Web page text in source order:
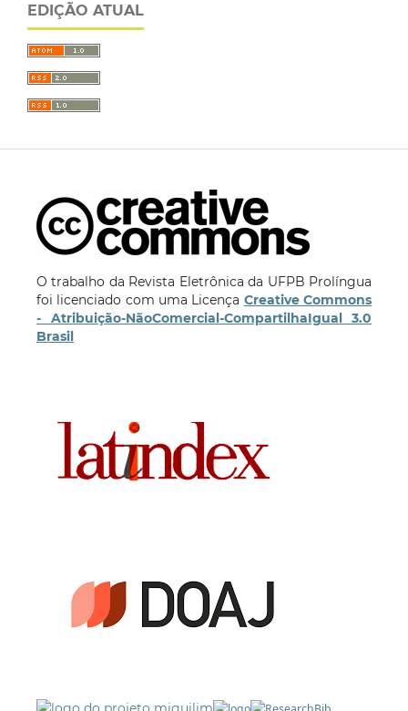
EDIÇÃO ATUAL
O trabalho da Revista Eletrônica da UFPB Prolíngua
foi licenciado com uma Licença Creative Commons
- Atribuição-NãoComercial-CompartilhaIgual 3.0
Brasil